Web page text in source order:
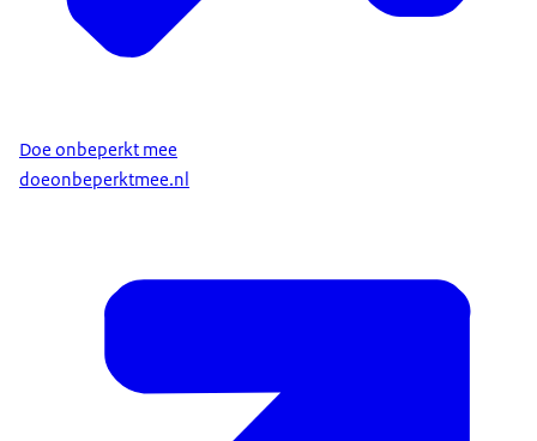
Doe onbeperkt mee
doeonbeperktmee.nl